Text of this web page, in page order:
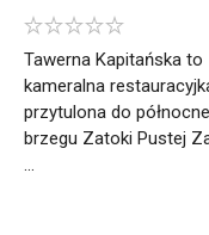
Tawerna Kapitańska to
kameralna
przytulona do
brzegu Zatoki Pustej
...